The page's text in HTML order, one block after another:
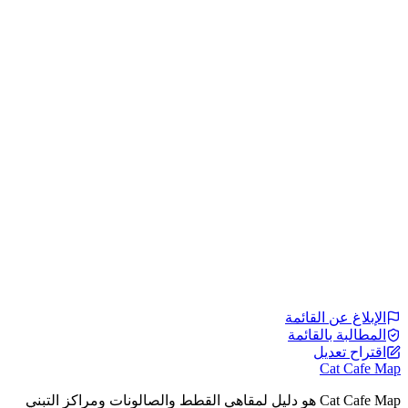
الإبلاغ عن القائمة
المطالبة بالقائمة
اقتراح تعديل
Cat Cafe Map
Cat Cafe Map هو دليل لمقاهي القطط والصالونات ومراكز التبني